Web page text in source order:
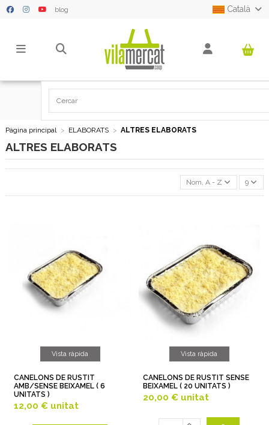
blog Català
Pàgina principal ELABORATS ALTRES ELABORATS
ALTRES ELABORATS
Nom, A - Z 9
Vista ràpida
CANELONS DE RUSTIT
AMB/SENSE BEIXAMEL ( 6
UNITATS )
12,00 € unitat
Vista ràpida
CANELONS DE RUSTIT SENSE
BEIXAMEL ( 20 UNITATS )
20,00 € unitat